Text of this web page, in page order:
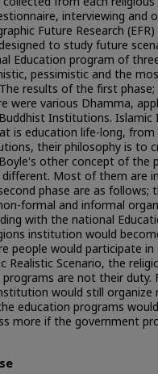
interviewing and
Future Research
to study future
Education program of
pessimistic and the
results of the first
were various Dhamma,
Institutions.
is education life-long,
their philosophy is to
other concept of the
Most of them are
phase are as follows;
formal and informal
with the national
institution would
people would participate in
Realistic Scenario, the
are not their duty.
would still organize
education programs
more if the government